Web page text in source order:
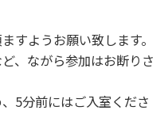
すようお願い致します。
、ながら参加はお断りさ
5分前にはご入室くださ